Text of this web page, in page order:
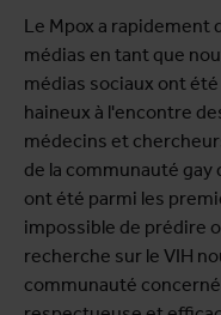
Le Mpox a rapidement
médias en tant que
médias sociaux ont
haineux à l'encontre
médecins et
de la communauté gay
ont été parmi les
impossible de prédire
recherche sur le VIH
communauté